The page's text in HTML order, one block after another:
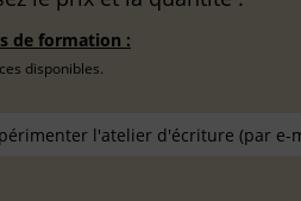
de formation :
disponibles.